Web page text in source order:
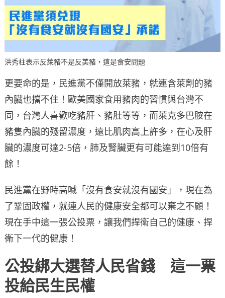
洪秀柱表示反萊豬不是反美豬，這是食安問題
更要命的是，民進黨不僅開放萊豬，就連含萊劑的豬
內臟也擋不住！歐美國家食用豬肉的習慣與台灣不
同，台灣人喜歡吃豬肝、豬肚等等，而萊克多巴胺在
豬隻內臟的殘留濃度，遠比肌肉高上許多，在心及肝
臟的濃度可達2-5倍，肺及腎臟更有可能達到10倍有
餘！
民進黨在野時高喊「沒有食安就沒有國安」，現在為
了鞏固政權，就連人民的健康安全都可以棄之不顧！
現在手中這一張公投票，讓我們捍衛自己的健康、捍
衛下一代的健康！
公投綁大選替人民省錢 這一票
投給民生民權